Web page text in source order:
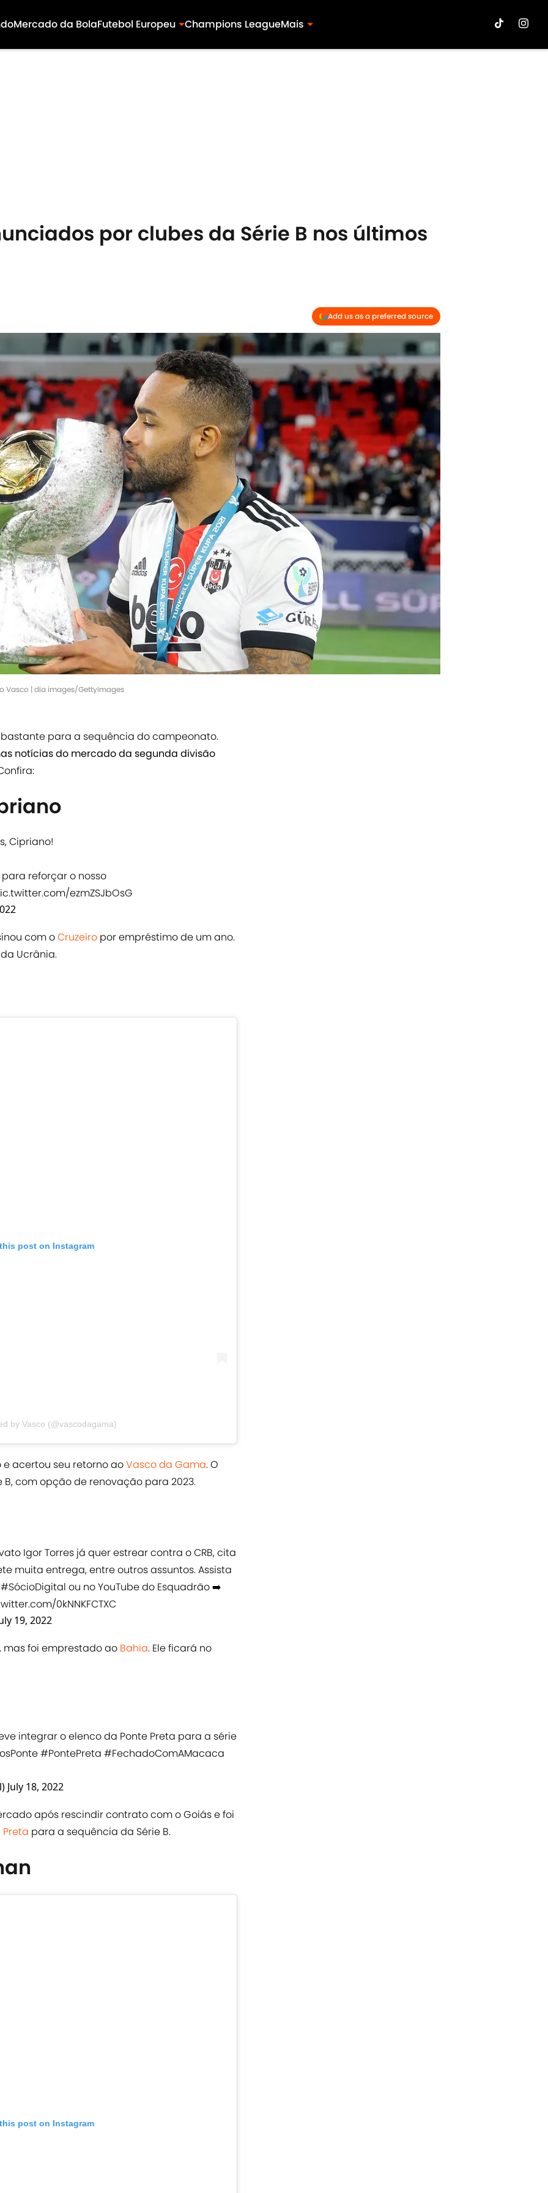
Mercado da BolaFutebol Europeu Champions LeagueMais
por clubes da Série B nos últimos
Add us as a preferred source
Vasco | dia images/GettyImages
para a sequência do campeonato.
notícias do mercado da segunda divisão
, Cipriano!
reforçar o nosso
ezmZSJbOsG
com oCruzeiro por empréstimo de um ano.
Ucrânia.
post on Instagram
by Vasco (@vascodagama)
acertou seu retorno aoVasco da Gama. O
com opção de renovação para 2023.
Igor Torres já quer estrear contra o CRB, cita
muita entrega, entre outros assuntos. Assista
#SócioDigital ou no YouTube do Esquadrão ➡️
0kNNKFCTXC
19, 2022
foi emprestado ao Bahia. Ele ficará no
integrar o elenco da Ponte Preta para a série
#PontePreta #FechadoComAMacaca
July 18, 2022
após rescindir contrato com o Goiás e foi
Preta para a sequência da Série B.
post on Instagram